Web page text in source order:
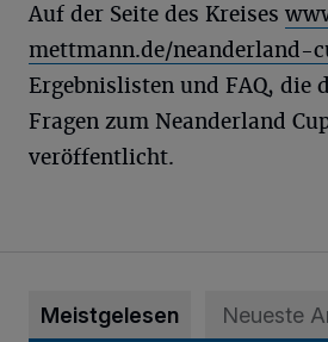
Auf der Seite des Kreises
mettmann.de/neanderland-
Ergebnislisten und FAQ, die
Fragen zum Neanderland
veröffentlicht.
Meistgelesen Neueste